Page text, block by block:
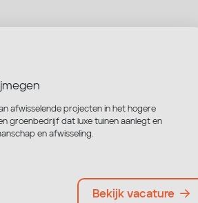
afwisselende projecten in het hogere
groenbedrijf dat luxe tuinen aanlegt en
en afwisseling.
Bekijk vacature